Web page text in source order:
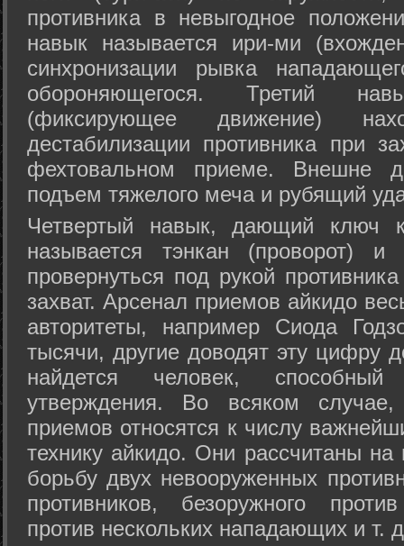
противника в невыгодное
навык называется ири-ми
синхронизации рывка
обороняющегося. Третий
(фиксирующее движение)
дестабилизации противника при
фехтовальном приеме. Внешне
подъем тяжелого меча и рубящий
Четвертый навык, дающий ключ
называется тэнкан (проворот)
провернуться под рукой
захват. Арсенал приемов айкидо
авторитеты, например Сиода
тысячи, другие доводят эту цифру
найдется человек,
утверждения. Во всяком
приемов относятся к числу
технику айкидо. Они рассчитаны
борьбу двух невооруженных
противников, безоружного
против нескольких нападающих и т.